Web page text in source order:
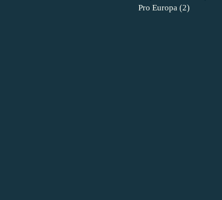
Pro Europa (2)